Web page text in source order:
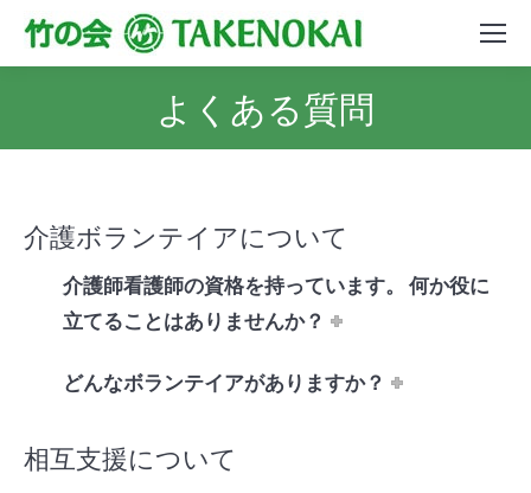
よくある質問
介護ボランテイアについて
介護師看護師の資格を持っています。 何か役に
立てることはありませんか？
どんなボランテイアがありますか？
相互支援について